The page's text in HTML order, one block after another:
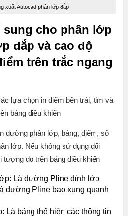
xuất Autocad phân lớp đắp
sung cho phân lớp
đắp và cao độ
trên trắc ngang
lựa chọn in điểm bên trái, tim và
bảng điều khiển
đường phân lớp, bảng, điểm, số
lớp. Nếu không sử dụng đối
tượng đó trên bảng điều khiển
Là đường Pline đỉnh lớp
đường Pline bao xung quanh
Là bảng thể hiện các thông tin